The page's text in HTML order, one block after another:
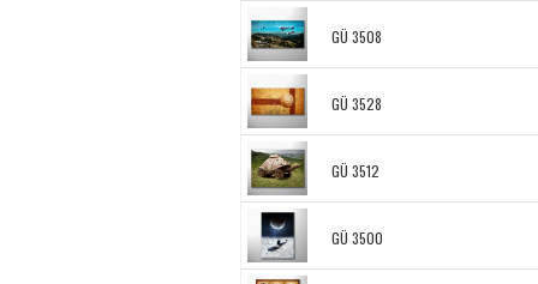
GÜ 3508
GÜ 3528
GÜ 3512
GÜ 3500